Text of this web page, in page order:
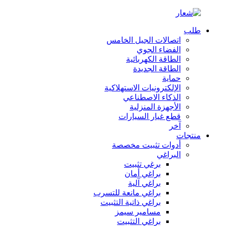
طلب
اتصالات الجيل الخامس
الفضاء الجوي
الطاقة الكهربائية
الطاقة الجديدة
حماية
الإلكترونيات الاستهلاكية
الذكاء الاصطناعي
الأجهزة المنزلية
قطع غيار السيارات
آخر
منتجات
أدوات تثبيت مخصصة
البراغي
برغي تثبيت
براغي أمان
براغي آلية
براغي مانعة للتسرب
براغي ذاتية التثبيت
مسامير سيمز
براغي التثبيت